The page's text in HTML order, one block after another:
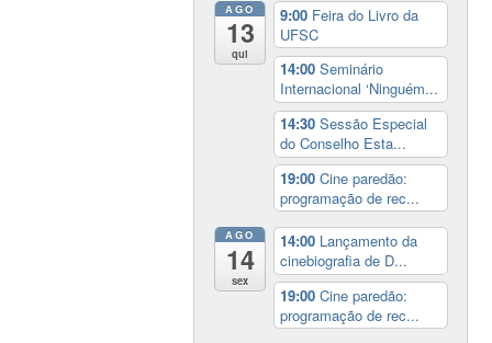
AGO
13
qui
9:00 Feira do Livro da
UFSC
14:00Seminário
Internacional ‘Ninguém...
14:30Sessão Especial
do Conselho Esta...
19:00Cine paredão:
programação de rec...
AGO
14
sex
14:00 Lançamento da
cinebiografia de D...
19:00Cine paredão:
programação de rec...